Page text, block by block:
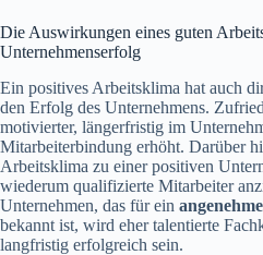
Die Auswirkungen eines guten
Unternehmenserfolg
Ein positives Arbeitsklima hat auch
den Erfolg des Unternehmens.
motivierter, längerfristig im
Mitarbeiterbindung erhöht. Darüber
Arbeitsklima zu einer positiven
wiederum qualifizierte Mitarbeiter
Unternehmen, das für ein
bekannt ist, wird eher talentierte
langfristig erfolgreich sein.